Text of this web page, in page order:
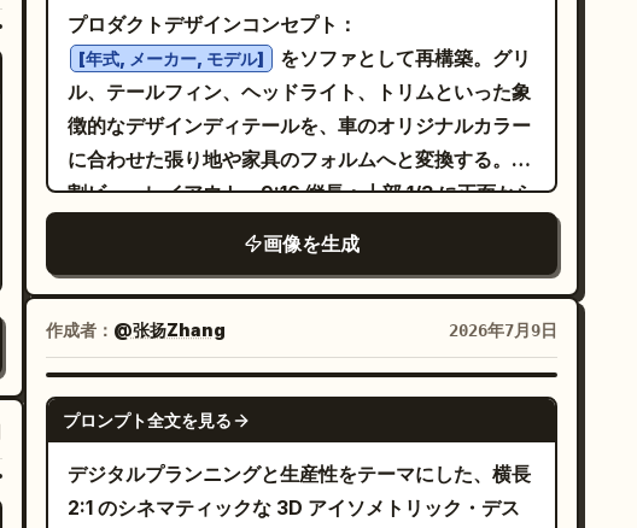
光沢のある紙の質感、鮮やかな色彩、2D 印刷メディ
アと 3D アイソメトリックアートが融合した満足感の
ある触覚的表現。" }
プロダクトデザインコンセプト：
[年式, メーカー, モデル]
をソファとして再構築。グリ
ル、テールフィン、ヘッドライト、トリムといった象
徴的なデザインディテールを、車のオリジナルカラー
に合わせた張り地や家具のフォルムへと変換する。分
割ビューレイアウト、9:16 縦長：上部 1/3 に正面から
置。ソファのデザイン、張り地、カラーは両ビューで
統一。三分割法に基づいた中央配置、ゆとりのあるネ
ガティブスペース。車のカラーと完全に一致する単色
の背景、グラデーションなし、スタジオプロダクトラ
イティング。ヴィンテージ LUT：温かみのあるフェー
ドトーン、ソフトなフィルムグレイン、落ち着いた彩
度、繊細なビネット。
画像を生成
作成者： @张扬Zhang 2026年7月9日
GPT IMAGE 2
プロンプト全文を見る
デジタルプランニングと生産性をテーマにした、横長
2:1 のシネマティックな 3D アイソメトリック・デス